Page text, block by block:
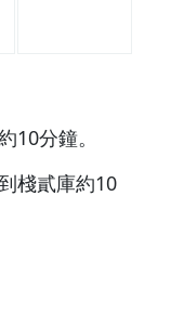
10分鐘。
棧貳庫約10